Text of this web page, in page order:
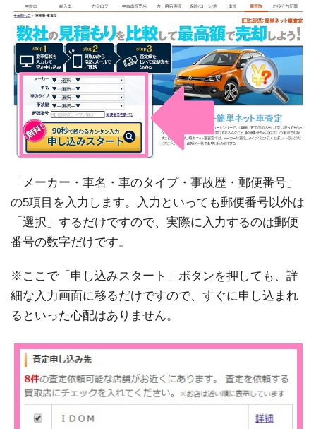
「メーカー・車名・車のタイプ・事故歴・郵便番号」
の5項目を入力します。入力といっても郵便番号以外は
「選択」するだけですので、実際に入力するのは郵便
番号の数字だけです。
※ここで「申し込みスタート」ボタンを押しても、詳
細な入力画面に移るだけですので、すぐに申し込まれ
るといった心配はありません。